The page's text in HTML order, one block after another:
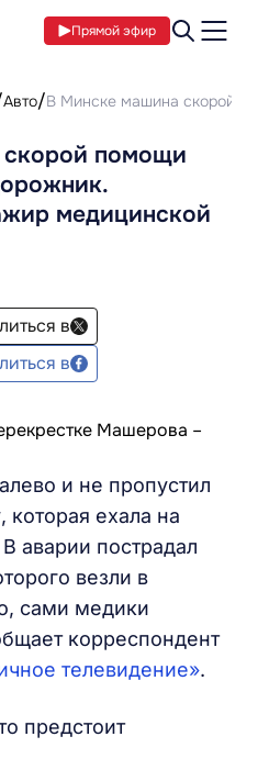
Прямой эфир
Авто В Минске машина скорой
помощи
медицинской
в
в
Машерова –
и не пропустил
ехала на
аварии пострадал
везли в
сами медики
корреспондент
телевидение».
предстоит